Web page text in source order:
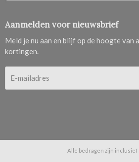
Aanmelden voor nieuwsbrief
Meld je nu aan en blijf op de hoogte van
kortingen.
Alle bedragen zijn inclusief